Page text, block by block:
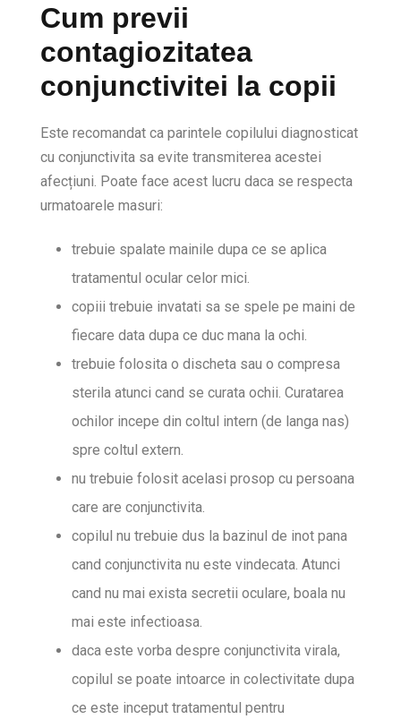
Cum previi
contagiozitatea
conjunctivitei la copii
Este recomandat ca parintele copilului diagnosticat
cu conjunctivita sa evite transmiterea acestei
afecțiuni. Poate face acest lucru daca se respecta
urmatoarele masuri:
trebuie spalate mainile dupa ce se aplica
tratamentul ocular celor mici.
copiii trebuie invatati sa se spele pe maini de
fiecare data dupa ce duc mana la ochi.
trebuie folosita o discheta sau o compresa
sterila atunci cand se curata ochii. Curatarea
ochilor incepe din coltul intern (de langa nas)
spre coltul extern.
nu trebuie folosit acelasi prosop cu persoana
care are conjunctivita.
copilul nu trebuie dus la bazinul de inot pana
cand conjunctivita nu este vindecata. Atunci
cand nu mai exista secretii oculare, boala nu
mai este infectioasa.
daca este vorba despre conjunctivita virala,
copilul se poate intoarce in colectivitate dupa
ce este inceput tratamentul pentru